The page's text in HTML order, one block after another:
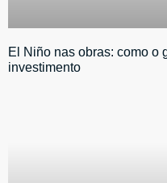
El Niño nas obras: como o
investimento